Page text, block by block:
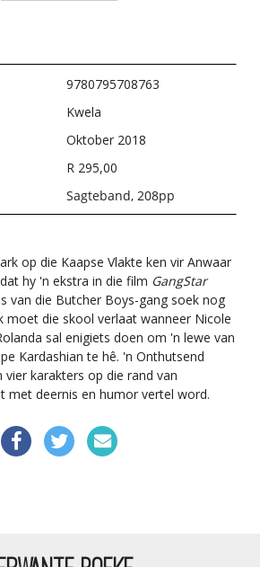
9780795708763
Kwela
Oktober 2018
R 295,00
Sagteband, 208pp
op die Kaapse Vlakte ken vir Anwaar
hy 'n ekstra in die film GangStar
van die Butcher Boys-gang soek nog
moet die skool verlaat wanneer Nicole
sal enigiets doen om 'n lewe van
Kardashian te hê. 'n Onthutsend
vier karakters op die rand van
met deernis en humor vertel word.